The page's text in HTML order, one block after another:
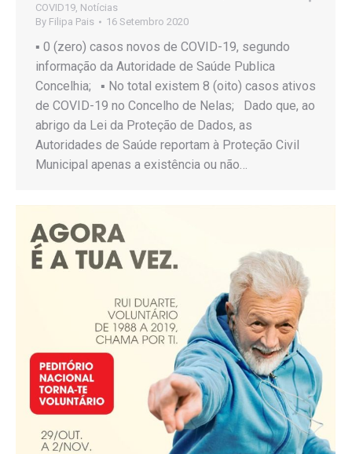
COVID19 Notícias
By Filipa Pais 16 Setembro 2020
▪️ 0 (zero) casos novos de COVID-19, segundo
informação da Autoridade de Saúde Publica
Concelhia; ▪️ No total existem 8 (oito) casos ativos
de COVID-19 no Concelho de Nelas; Dado que, ao
abrigo da Lei da Proteção de Dados, as
Autoridades de Saúde reportam à Proteção Civil
Municipal apenas a existência ou não…